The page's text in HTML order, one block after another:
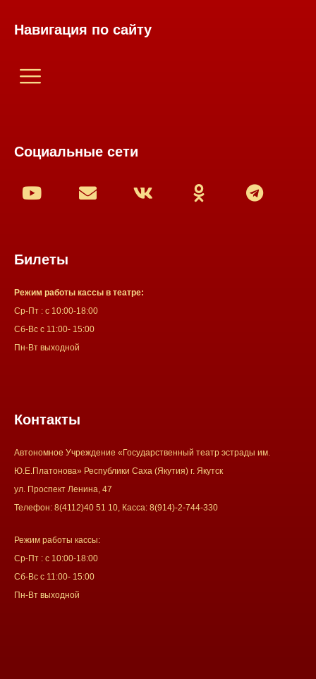
Навигация по сайту
Социальные сети
Билеты
Режим работы кассы в театре:
Ср-Пт : с 10:00-18:00
Сб-Вс с 11:00- 15:00
Пн-Вт выходной
Контакты
Автономное Учреждение «Государственный театр эстрады им.
Ю.Е.Платонова» Республики Саха (Якутия) г. Якутск
ул. Проспект Ленина, 47
Телефон: 8(4112)40 51 10, Касса: 8(914)-2-744-330
Режим работы кассы:
Ср-Пт : с 10:00-18:00
Сб-Вс с 11:00- 15:00
Пн-Вт выходной